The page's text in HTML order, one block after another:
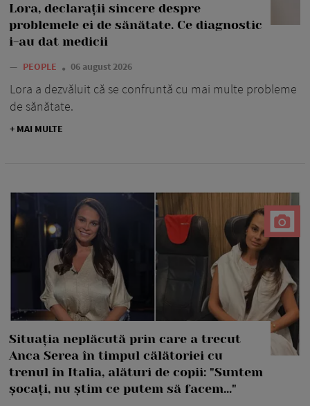
Lora, declarații sincere despre
problemele ei de sănătate. Ce diagnostic
i-au dat medicii
— PEOPLE 06 august 2026
Lora a dezvăluit că se confruntă cu mai multe probleme
de sănătate.
+ MAI MULTE
Situația neplăcută prin care a trecut
Anca Serea în timpul călătoriei cu
trenul în Italia, alături de copii: "Suntem
șocați, nu știm ce putem să facem..."